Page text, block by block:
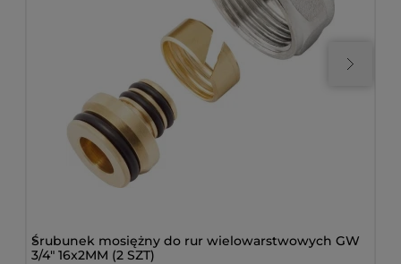
>
Śrubunek mosiężny do rur wielowarstwowych GW
3/4" 16x2MM (2 SZT)